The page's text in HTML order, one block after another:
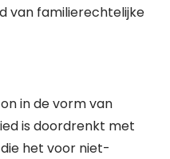
van familierechtelijke
in de vorm van
is doordrenkt met
het voor niet-